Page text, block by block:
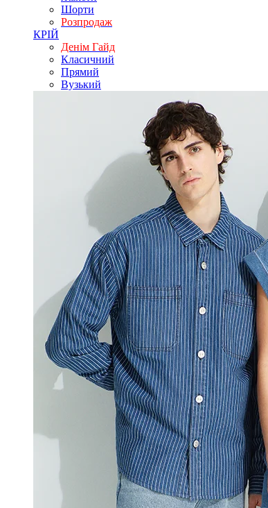
Шорти
Розпродаж
КРІЙ
Денім Гайд
Класичний
Прямий
Вузький